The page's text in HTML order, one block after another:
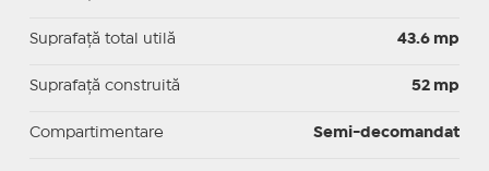
Suprafaţă total utilă 43.6 mp
Suprafaţă construită 52 mp
Compartimentare Semi-decomandat